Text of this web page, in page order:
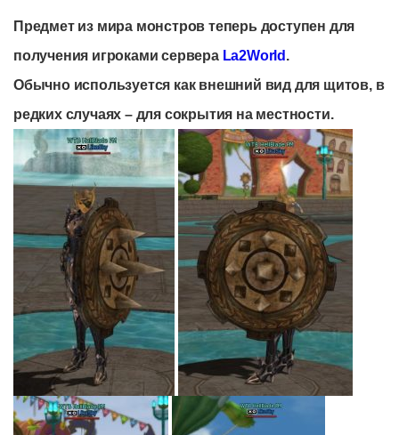
Предмет из мира монстров теперь доступен для
получения игроками сервера La2World .
Обычно используется как внешний вид для щитов, в
редких случаях – для сокрытия на местности.